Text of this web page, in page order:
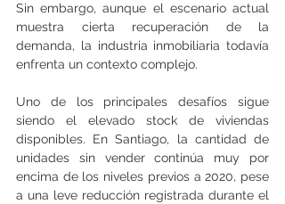
Sin embargo, aunque el escenario actual
muestra cierta recuperación de la
demanda, la industria inmobiliaria todavía
enfrenta un contexto complejo.
Uno de los principales desafíos sigue
siendo el elevado stock de viviendas
disponibles. En Santiago, la cantidad de
unidades sin vender continúa muy por
encima de los niveles previos a 2020, pese
a una leve reducción registrada durante el